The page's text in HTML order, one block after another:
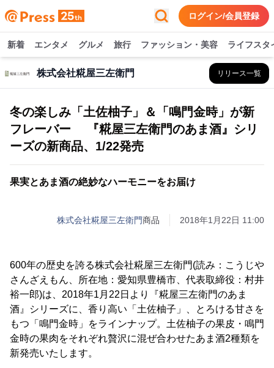
ログイン/会員登録
新着 エンタメ グルメ 旅行 ファッション・美容 ライフスタ
株式会社糀屋三左衛門 リリース一覧
冬の楽しみ「土佐柚子」＆「鳴門金時」が新
フレーバー 『糀屋三左衛門のあま酒』シリ
ーズの新商品、1/22発売
果実とあま酒の絶妙なハーモニーをお届け
株式会社糀屋三左衛門商品 2018年1月22日 11:00
600年の歴史を誇る株式会社糀屋三左衛門(読み：こうじや
さんざえもん、所在地：愛知県豊橋市、代表取締役：村井
裕一郎)は、2018年1月22日より『糀屋三左衛門のあま
酒』シリーズに、香り高い「土佐柚子」、とろける甘さを
もつ「鳴門金時」をラインナップ。土佐柚子の果皮・鳴門
金時の果肉をそれぞれ贅沢に混ぜ合わせたあま酒2種類を
新発売いたします。